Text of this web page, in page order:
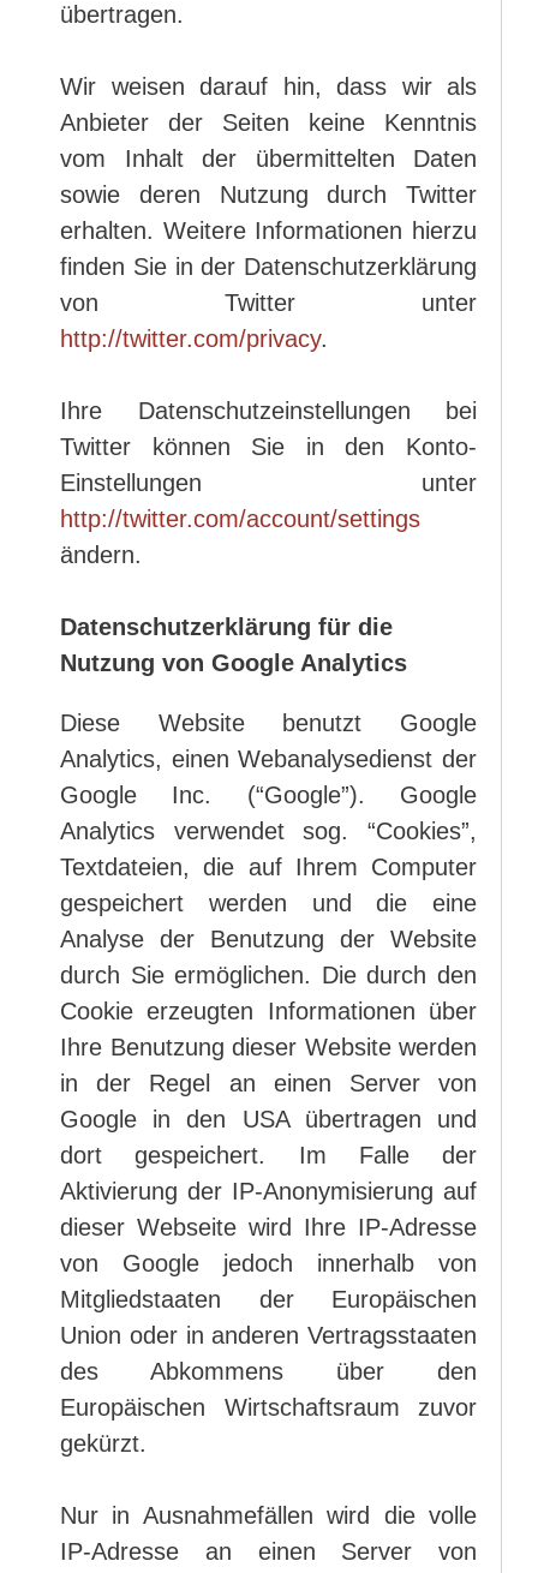
übertragen.
Wir weisen darauf hin, dass wir als
Anbieter der Seiten keine Kenntnis
vom Inhalt der übermittelten Daten
sowie deren Nutzung durch Twitter
erhalten. Weitere Informationen hierzu
finden Sie in der Datenschutzerklärung
von Twitter unter
http://twitter.com/privacy.
Ihre Datenschutzeinstellungen bei
Twitter können Sie in den Konto-
Einstellungen unter
http://twitter.com/account/settings
ändern.
Datenschutzerklärung für die
Nutzung von Google Analytics
Diese Website benutzt Google
Analytics, einen Webanalysedienst der
Google Inc. (“Google”). Google
Analytics verwendet sog. “Cookies”,
Textdateien, die auf Ihrem Computer
gespeichert werden und die eine
Analyse der Benutzung der Website
durch Sie ermöglichen. Die durch den
Cookie erzeugten Informationen über
Ihre Benutzung dieser Website werden
in der Regel an einen Server von
Google in den USA übertragen und
dort gespeichert. Im Falle der
Aktivierung der IP-Anonymisierung auf
dieser Webseite wird Ihre IP-Adresse
von Google jedoch innerhalb von
Mitgliedstaaten der Europäischen
Union oder in anderen Vertragsstaaten
des Abkommens über den
Europäischen Wirtschaftsraum zuvor
gekürzt.
Nur in Ausnahmefällen wird die volle
IP-Adresse an einen Server von